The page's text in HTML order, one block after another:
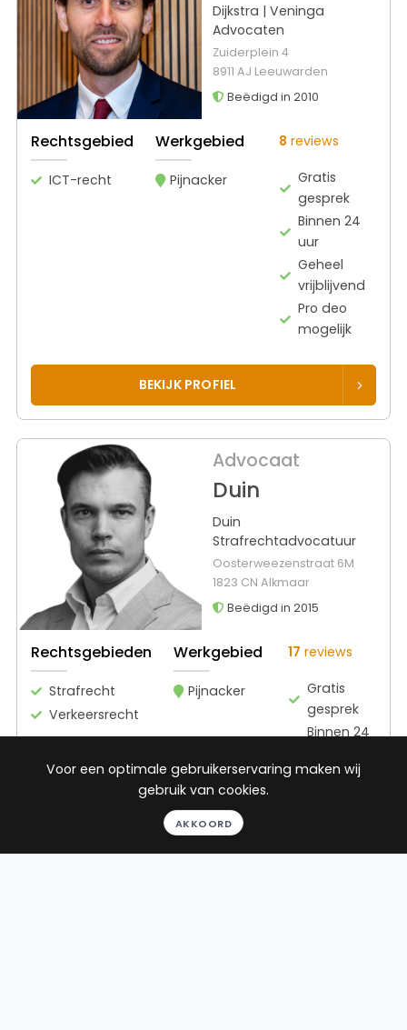
Dijkstra | Veninga
Advocaten
Zuiderplein 4
8911 AJ Leeuwarden
Beëdigd in 2010
Rechtsgebied
ICT-recht
Werkgebied
Pijnacker
8 reviews
Gratis
gesprek
Binnen 24
uur
Geheel
vrijblijvend
Pro deo
mogelijk
BEKIJK PROFIEL
Advocaat
Duin
Duin
Strafrechtadvocatuur
Oosterweezenstraat 6M
1823 CN Alkmaar
Beëdigd in 2015
Rechtsgebieden
Strafrecht
Verkeersrecht
Werkgebied
Pijnacker
17 reviews
Gratis
gesprek
Binnen 24
Geheel
Voor een optimale gebruikerservaring maken wij
gebruik van cookies.
AKKOORD